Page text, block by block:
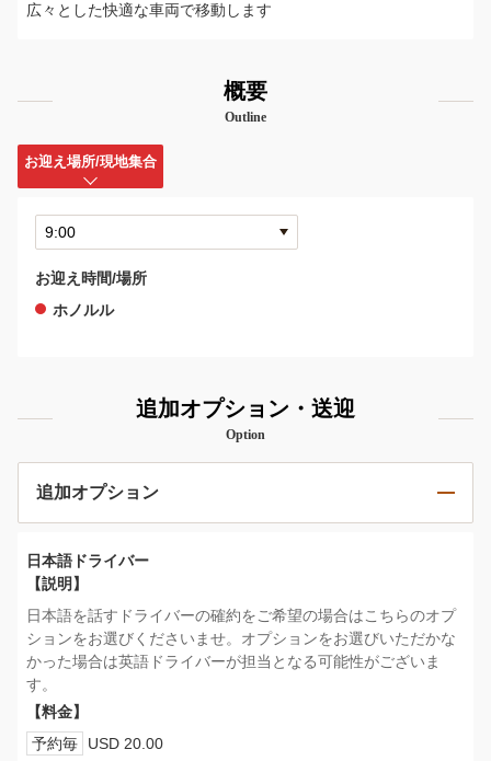
広々とした快適な車両で移動します
概要
Outline
お迎え場所/現地集合
お迎え時間/場所
ホノルル
追加オプション・送迎
Option
追加オプション
日本語ドライバー
【説明】
日本語を話すドライバーの確約をご希望の場合はこちらのオプ
ションをお選びくださいませ。オプションをお選びいただかな
かった場合は英語ドライバーが担当となる可能性がございま
す。
【料金】
予約毎
USD 20.00